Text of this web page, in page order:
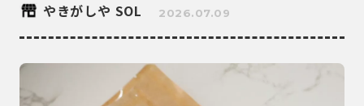
やきがしや SOL 2026.07.09